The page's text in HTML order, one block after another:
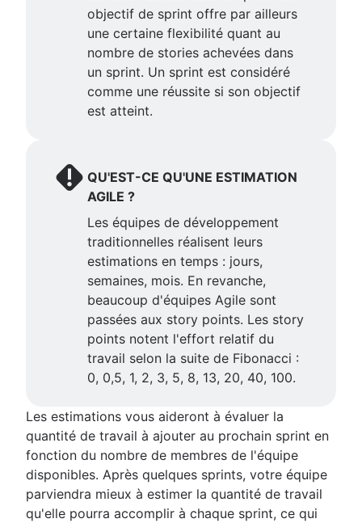
objectif de sprint offre par ailleurs
une certaine flexibilité quant au
nombre de stories achevées dans
un sprint. Un sprint est considéré
comme une réussite si son objectif
est atteint.
QU'EST-CE QU'UNE ESTIMATION
AGILE ?
Les équipes de développement
traditionnelles réalisent leurs
estimations en temps : jours,
semaines, mois. En revanche,
beaucoup d'équipes Agile sont
passées aux story points. Les story
points notent l'effort relatif du
travail selon la suite de Fibonacci :
0, 0,5, 1, 2, 3, 5, 8, 13, 20, 40, 100.
Les estimations vous aideront à évaluer la
quantité de travail à ajouter au prochain sprint en
fonction du nombre de membres de l'équipe
disponibles. Après quelques sprints, votre équipe
parviendra mieux à estimer la quantité de travail
qu'elle pourra accomplir à chaque sprint, ce qui